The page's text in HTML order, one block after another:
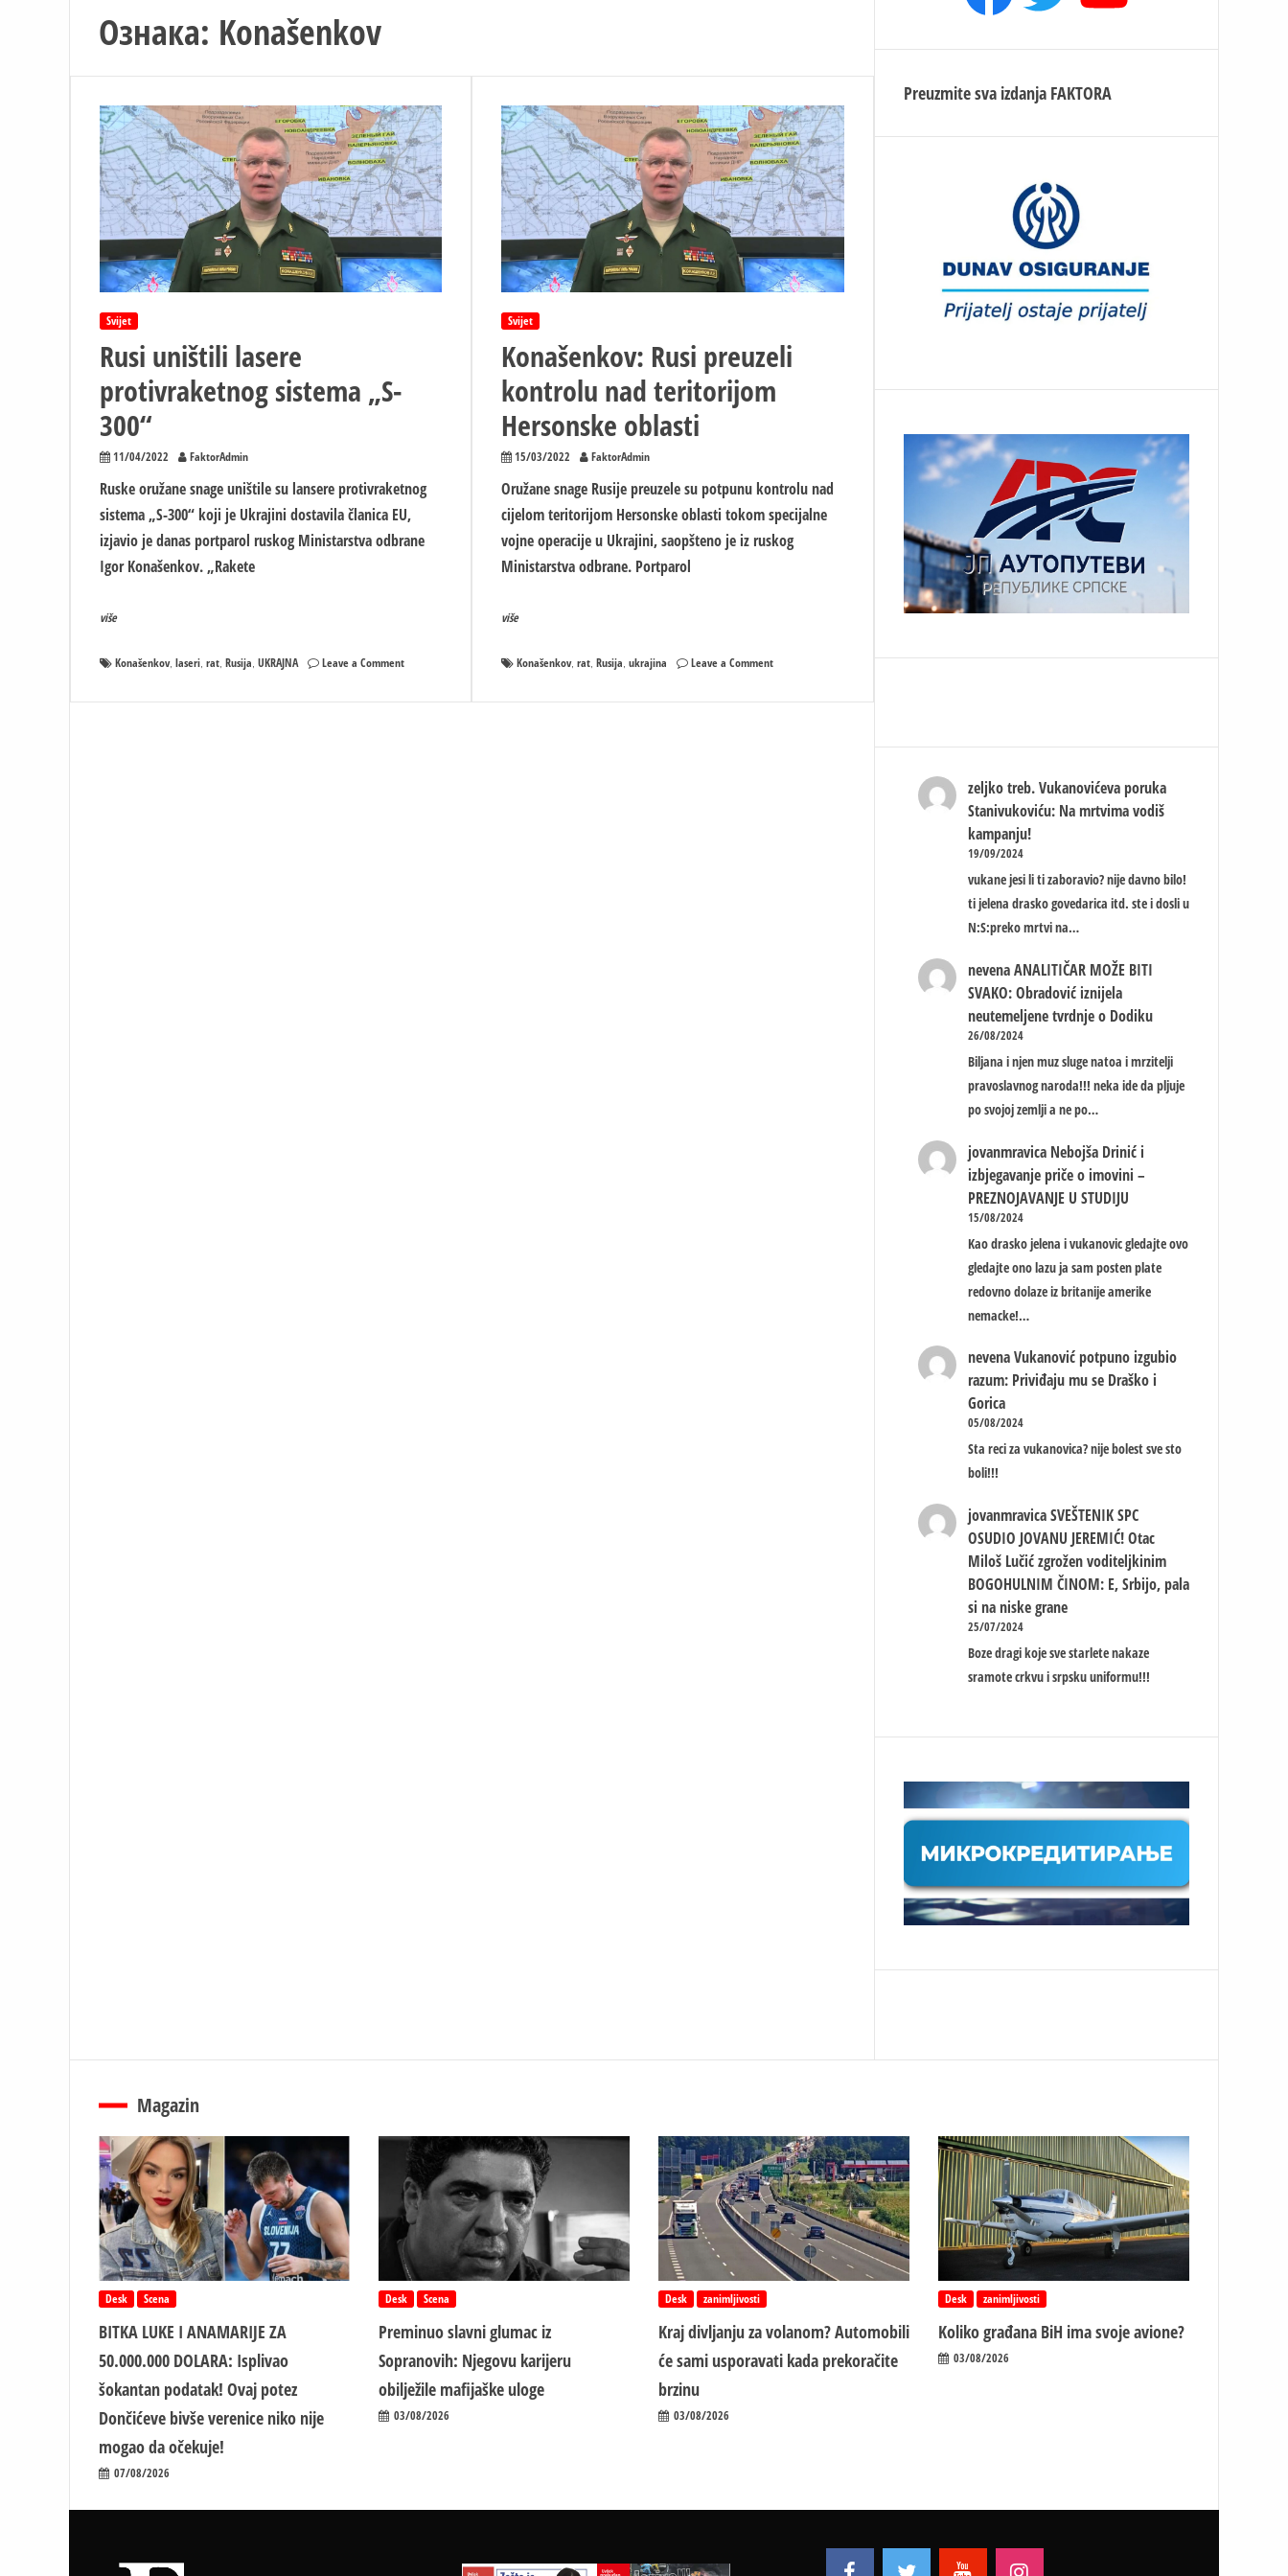
Ознака: Konašenkov
Svijet
Rusi uništili lasere
protivraketnog sistema „S-
300“
11/04/2022 FaktorAdmin
Ruske oružane snage uništile su lansere protivraketnog
sistema „S-300“ koji je Ukrajini dostavila članica EU,
izjavio je danas portparol ruskog Ministarstva odbrane
Igor Konašenkov. „Rakete
više
Konašenkov, laseri rat Rusija UKRAJNA Leave a Commenton
uništili
Svijet
Konašenkov: Rusi preuzeli
kontrolu nad teritorijom
Hersonske oblasti
15/03/2022 FaktorAdmin
Oružane snage Rusije preuzele su potpunu kontrolu nad
cijelom teritorijom Hersonske oblasti tokom specijalne
vojne operacije u Ukrajini, saopšteno je iz ruskog
Ministarstva odbrane. Portparol
više
Konašenkov,rat ,Rusija ,ukrajina Leave a Commenton
Rusi
Preuzmite sva izdanja FAKTORA
zeljko treb. Vukanovićeva poruka
Stanivukoviću: Na mrtvima vodiš
kampanju!
19/09/2024
vukane jesi li ti zaboravio? nije davno bilo!
ti jelena drasko govedarica itd. ste i dosli u
N:S:preko mrtvi na…
nevena ANALITIČAR MOŽE BITI
SVAKO: Obradović iznijela
neutemeljene tvrdnje o Dodiku
26/08/2024
Biljana i njen muz sluge natoa i mrzitelji
pravoslavnog naroda!!! neka ide da pljuje
po svojoj zemlji a ne po…
jovanmravica Nebojša Drinić i
izbjegavanje priče o imovini –
PREZNOJAVANJE U STUDIJU
15/08/2024
Kao drasko jelena i vukanovic gledajte ovo
gledajte ono lazu ja sam posten plate
redovno dolaze iz britanije amerike
nemacke!…
nevena Vukanović potpuno izgubio
razum: Priviđaju mu se Draško i
Gorica
05/08/2024
Sta reci za vukanovica? nije bolest sve sto
boli!!!
jovanmravica SVEŠTENIK SPC
OSUDIO JOVANU JEREMIĆ! Otac
Miloš Lučić zgrožen voditeljkinim
BOGOHULNIM ČINOM: E, Srbijo, pala
si na niske grane
25/07/2024
Boze dragi koje sve starlete nakaze
sramote crkvu i srpsku uniformu!!!
Magazin
Desk Scena
BITKA LUKE I ANAMARIJE ZA
50.000.000 DOLARA: Isplivao
šokantan podatak! Ovaj potez
Dončićeve bivše verenice niko nije
mogao da očekuje!
07/08/2026
Desk Scena
Preminuo slavni glumac iz
Sopranovih: Njegovu karijeru
obilježile mafijaške uloge
03/08/2026
Desk zanimljivosti
Kraj divljanju za volanom? Automobili
će sami usporavati kada prekoračite
brzinu
03/08/2026
Desk zanimljivosti
Koliko građana BiH ima svoje avione?
03/08/2026